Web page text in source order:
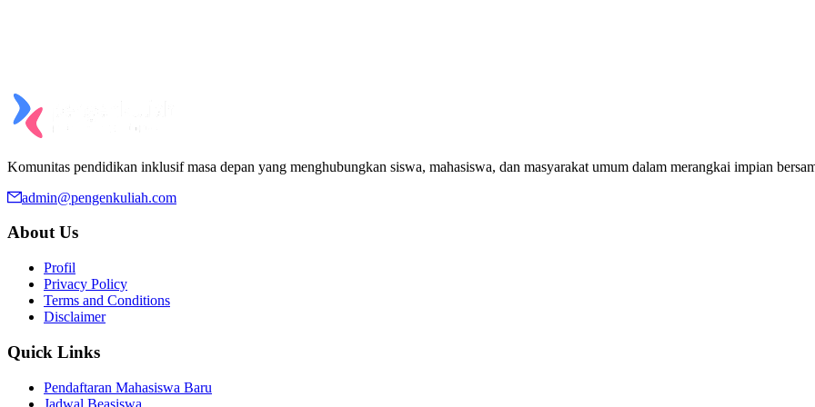
Komunitas pendidikan inklusif masa depan yang menghubungkan siswa, mahasiswa, dan masyarakat umum dalam merangkai impian
admin@pengenkuliah.com
About Us
Profil
Privacy Policy
Terms and Conditions
Disclaimer
Quick Links
Pendaftaran Mahasiswa Baru
Jadwal Beasiswa